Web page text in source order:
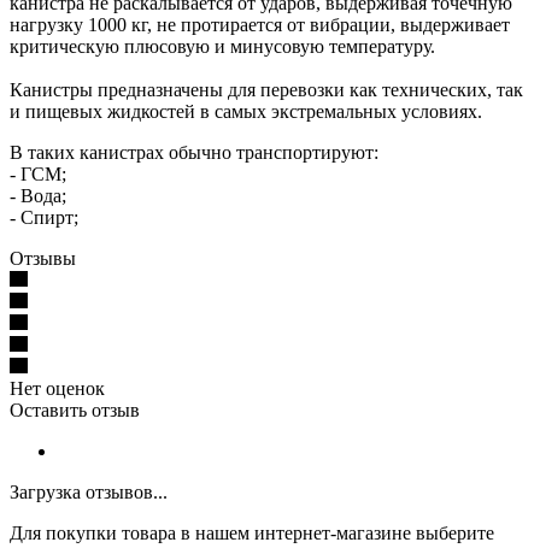
нагрузку 1000 кг, не протирается от вибрации, выдерживает
критическую плюсовую и минусовую температуру.
Канистры предназначены для перевозки как технических, так
и пищевых жидкостей в самых экстремальных условиях.
В таких канистрах обычно транспортируют:
- ГСМ;
- Вода;
- Спирт;
Отзывы
Нет оценок
Оставить отзыв
Загрузка отзывов...
Для покупки товара в нашем интернет-магазине выберите